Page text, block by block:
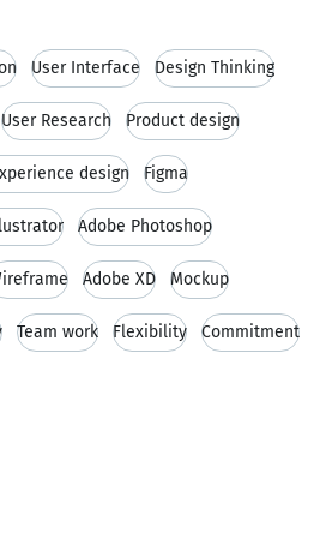
User Interface Design Thinking
User Research Product design
design Figma
Adobe Photoshop
Adobe XD Mockup
Team work Flexibility Commitment